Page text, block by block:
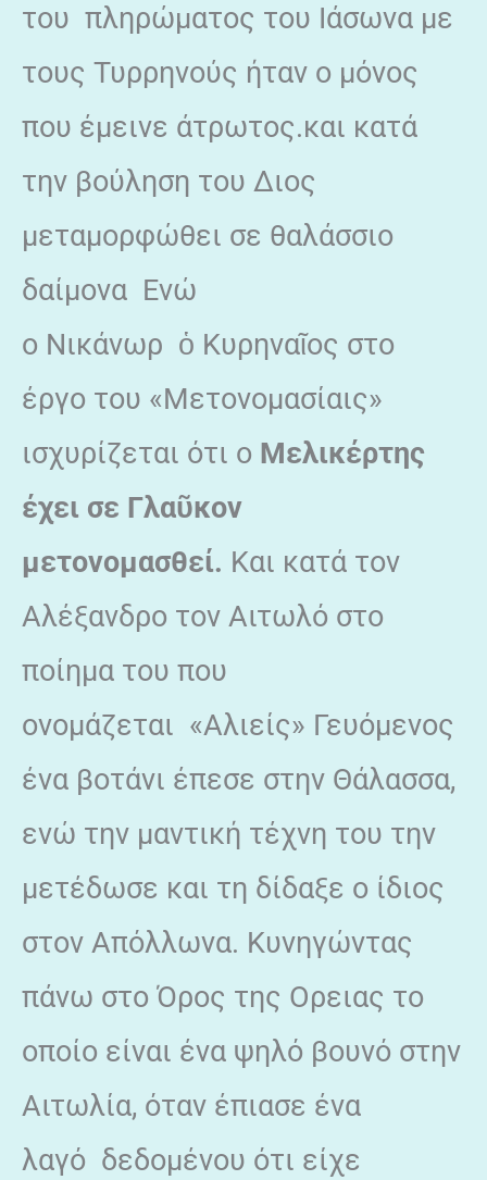
του πληρώματος του Ιάσωνα με
τους Τυρρηνούς ήταν ο μόνος
που έμεινε άτρωτος.και κατά
την βούληση του Διος
μεταμορφώθει σε θαλάσσιο
δαίμονα Ενώ
ο Νικάνωρ ὁ Κυρηναῖος στο
έργο του «Μετονομασίαις»
ισχυρίζεται ότι ο Μελικέρτης
έχει σε Γλαῦκον
μετονομασθεί. Και κατά τον
Αλέξανδρο τον Αιτωλό στο
ποίημα του που
ονομάζεται «Αλιείς» Γευόμενος
ένα βοτάνι έπεσε στην Θάλασσα,
ενώ την μαντική τέχνη του την
μετέδωσε και τη δίδαξε ο ίδιος
στον Απόλλωνα. Κυνηγώντας
πάνω στο Όρος της Ορειας το
οποίο είναι ένα ψηλό βουνό στην
Αιτωλία, όταν έπιασε ένα
λαγό δεδομένου ότι είχε